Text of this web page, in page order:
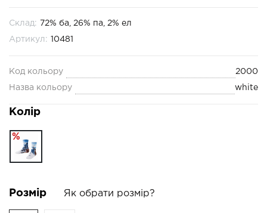
Склад: 72% ба, 26% па, 2% ел
Артикул: 10481
Код кольору 2000
Назва кольору white
Колір
%
Розмір Як обрати розмір?